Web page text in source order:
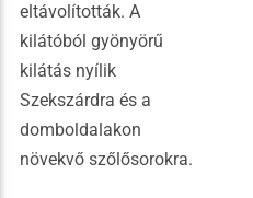
eltávolították. A
kilátóból gyönyörű
kilátás nyílik
Szekszárdra és a
domboldalakon
növekvő szőlősorokra.